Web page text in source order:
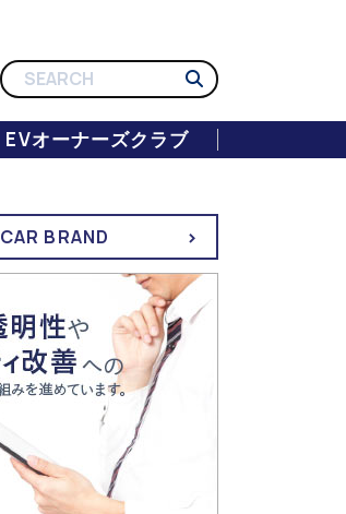
EVオーナーズクラブ
CAR BRAND